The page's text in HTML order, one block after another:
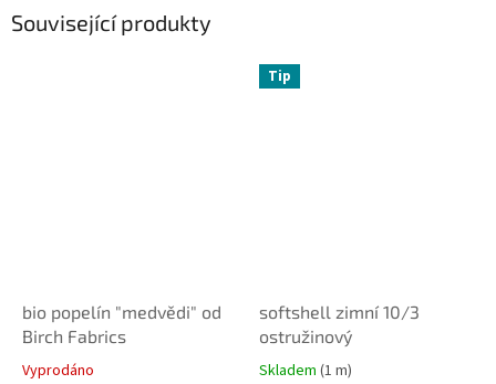
Související produkty
bio popelín "medvědi" od
Birch Fabrics
Vyprodáno
Tip
softshell zimní 10/3
ostružinový
Skladem (1 m)